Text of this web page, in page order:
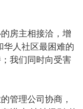
房主相接洽，增
华人社区最困难的
我们同时向受害
管理公司协商，